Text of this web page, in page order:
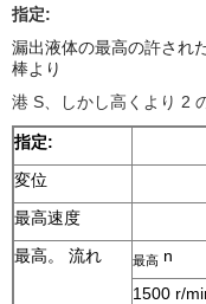
指定:
漏出液体の最高の許され
棒より
港 S、しかし高くより 2
指定:
変位
最高速度
最高。 流れ
最高 n
1500 r/